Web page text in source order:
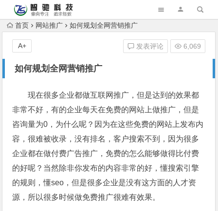
首页 网站推广 如何规划全网营销推广
如何规划全网营销推广
发表评论 6,069
A+
现在很多企业都做互联网推广，但是达到的效果都
非常不好，有的企业每天在免费的网站上做推广，但是
咨询量为0，为什么呢？因为在这些免费的网站上发布内
容，很难被收录，没有排名，客户搜索不到，因为很多
企业都在做付费广告推广，免费的怎么能够做得比付费
的好呢？当然除非你发布的内容非常的好，懂搜索引擎
的规则，懂seo，但是很多企业是没有这方面的人才资
源，所以很多时候做免费推广很难有效果。